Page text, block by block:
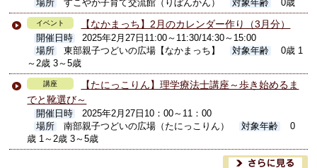
場所
すこやか子育て交流館（りぼんかん） 対象年齢 0歳
イベント 【なかまっち】2月のカレンダー作り（3月分）
開催日時
2025年2月27日11:00～11:30/14:30～15:00
場所
東部親子つどいの広場【なかまっち】 対象年齢
0歳 1
～2歳 3～5歳
講座
【たにっこりん】理学療法士講座～歩き始めるま
でと靴選び～
開催日時
2025年2月27日10：00～11：00
場所
南部親子つどいの広場（たにっこりん） 対象年齢
0
歳 1～2歳 3～5歳